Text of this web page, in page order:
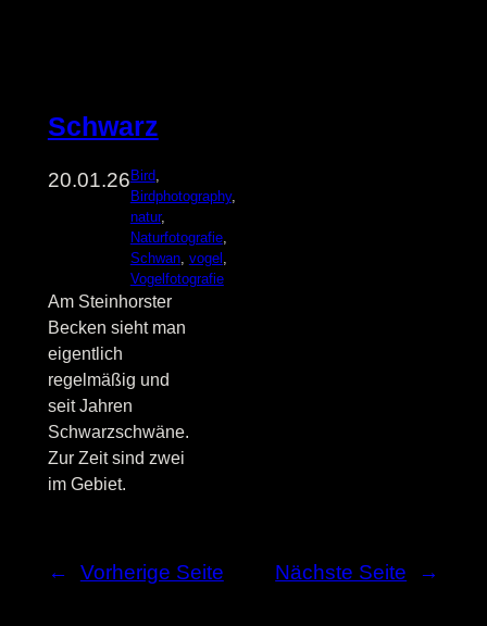
Schwarz
20.01.26Bird
Birdphotography
natur
Naturfotografie
Schwan, vogel
Vogelfotografie
Am Steinhorster
Becken sieht man
eigentlich
regelmäßig und
seit Jahren
Schwarzschwäne.
Zur Zeit sind zwei
im Gebiet.
← Vorherige Seite Nächste Seite →